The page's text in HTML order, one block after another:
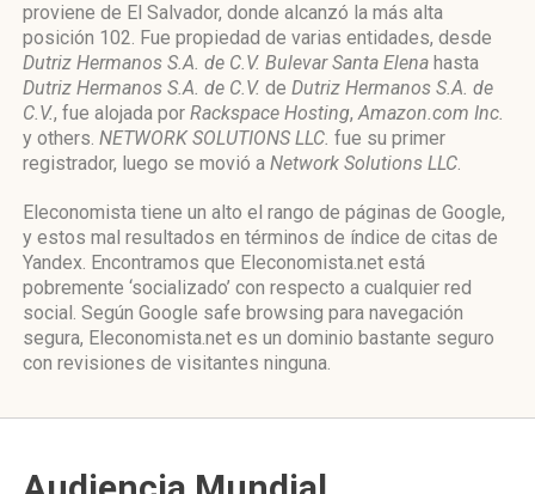
proviene de El Salvador, donde alcanzó la más alta
posición 102. Fue propiedad de varias entidades, desde
Dutriz Hermanos S.A. de C.V. Bulevar Santa Elena hasta
Dutriz Hermanos S.A. de C.V. de Dutriz Hermanos S.A. de
C.V., fue alojada por Rackspace Hosting,Amazon.com Inc.
y others. NETWORK SOLUTIONS LLC. fue su primer
registrador, luego se movió a Network Solutions LLC.
Eleconomista tiene un alto el rango de páginas de Google,
y estos mal resultados en términos de índice de citas de
Yandex. Encontramos que Eleconomista.net está
pobremente ‘socializado’ con respecto a cualquier red
social. Según Google safe browsing para navegación
segura, Eleconomista.net es un dominio bastante seguro
con revisiones de visitantes ninguna.